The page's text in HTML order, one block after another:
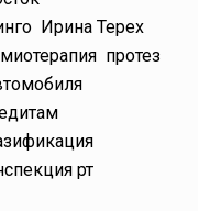
Ирина Терех
протез
рт